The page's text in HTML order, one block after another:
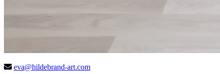
eva@hildebrand-art.com